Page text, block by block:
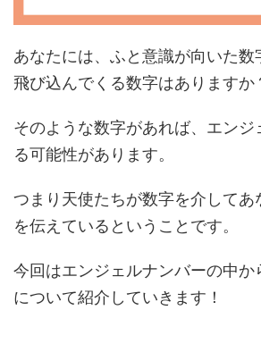
あなたには、ふと意識が向いた数
飛び込んでくる数字はありますか
そのような数字があれば、エンジ
る可能性があります。
つまり天使たちが数字を介してあ
を伝えているということです。
今回はエンジェルナンバーの中か
について紹介していきます！